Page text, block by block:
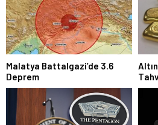
Malatya Battalgazi’de 3.6
Deprem